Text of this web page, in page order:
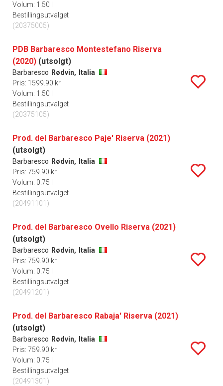
Volum: 1.50 l
Bestillingsutvalget
(20375005)
PDB Barbaresco Montestefano Riserva
(2020) (utsolgt)
Barbaresco Rødvin,
Italia
Pris: 1599.90 kr
Volum: 1.50 l
Bestillingsutvalget
(20375105)
Prod. del Barbaresco Paje' Riserva (2021)
(utsolgt)
Barbaresco Rødvin,
Italia
Pris: 759.90 kr
Volum: 0.75 l
Bestillingsutvalget
(20491101)
Prod. del Barbaresco Ovello Riserva (2021)
(utsolgt)
Barbaresco Rødvin,
Italia
Pris: 759.90 kr
Volum: 0.75 l
Bestillingsutvalget
(20491201)
Prod. del Barbaresco Rabaja' Riserva (2021)
(utsolgt)
Barbaresco Rødvin,
Italia
Pris: 759.90 kr
Volum: 0.75 l
Bestillingsutvalget
(20491301)